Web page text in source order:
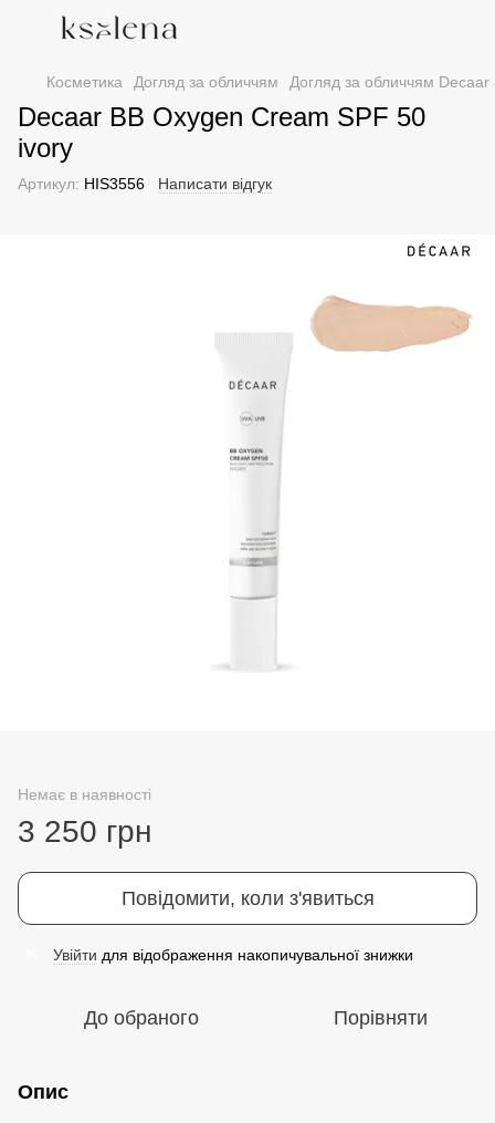
Косметика Догляд за обличчям Догляд за обличчям Decaar
Decaar BB Oxygen Cream SPF 50
ivory
Артикул: HIS3556 Написати відгук
Немає в наявності
3 250 грн
Повідомити, коли з'явиться
Увійти для відображення накопичувальної знижки
До обраного Порівняти
Опис